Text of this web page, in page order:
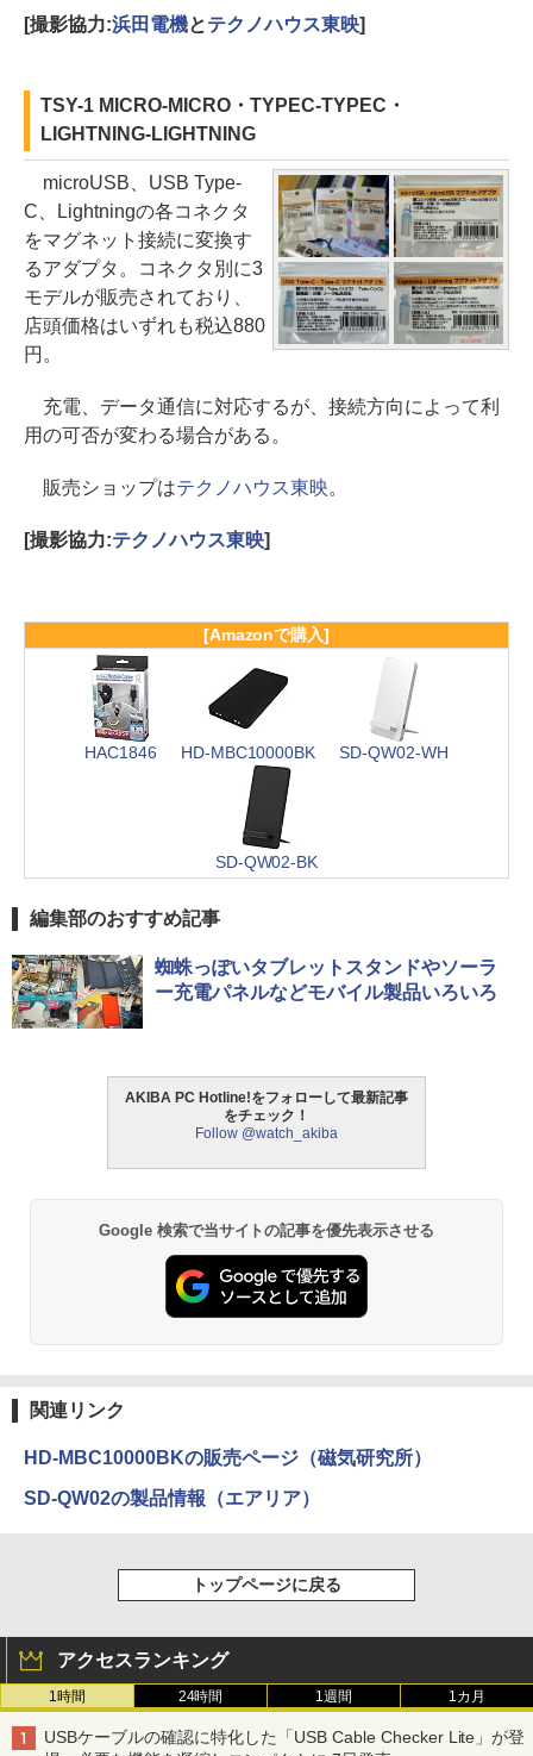
[撮影協力:浜田電機とテクノハウス東映]
TSY-1 MICRO-MICRO・TYPEC-TYPEC・
LIGHTNING-LIGHTNING
microUSB、USB Type-
C、Lightningの各コネクタ
をマグネット接続に変換す
るアダプタ。コネクタ別に3
モデルが販売されており、
店頭価格はいずれも税込880
円。
充電、データ通信に対応するが、接続方向によって利
用の可否が変わる場合がある。
販売ショップはテクノハウス東映。
[撮影協力:テクノハウス東映]
[Amazonで購入]
HAC1846 HD-MBC10000BK SD-QW02-WH
SD-QW02-BK
編集部のおすすめ記事
蜘蛛っぽいタブレットスタンドやソーラ
ー充電パネルなどモバイル製品いろいろ
AKIBA PC Hotline!をフォローして最新記事
をチェック！
Follow @watch_akiba
Google 検索で当サイトの記事を優先表示させる
関連リンク
HD-MBC10000BKの販売ページ（磁気研究所）
SD-QW02の製品情報（エアリア）
トップページに戻る
アクセスランキング
1時間 24時間 1週間 1カ月
USBケーブルの確認に特化した「USB Cable Checker Lite」が登